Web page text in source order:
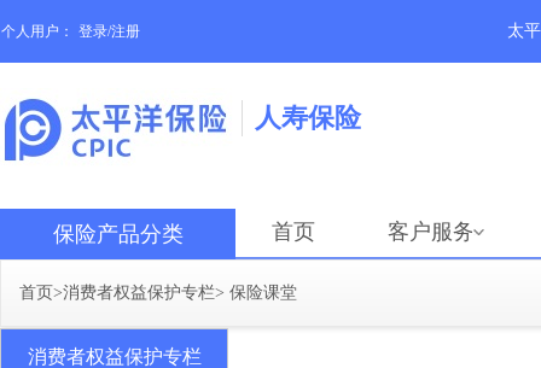
个人用户： 登录/注册 太
人寿保险
保险产品分类 首页 客户服务
首页>消费者权益保护专栏> 保险课堂
消费者权益保护专栏